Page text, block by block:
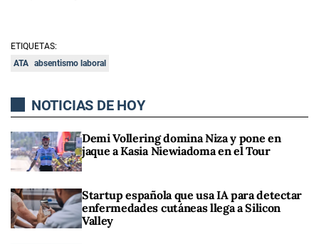
ETIQUETAS:
ATA absentismo laboral
NOTICIAS DE HOY
Demi Vollering domina Niza y pone en
jaque a Kasia Niewiadoma en el Tour
Startup española que usa IA para detectar
enfermedades cutáneas llega a Silicon
Valley